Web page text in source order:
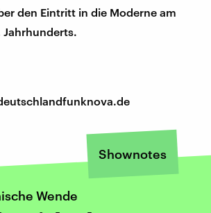
den Eintritt in die Moderne am
Jahrhunderts.
Shownotes
Wende